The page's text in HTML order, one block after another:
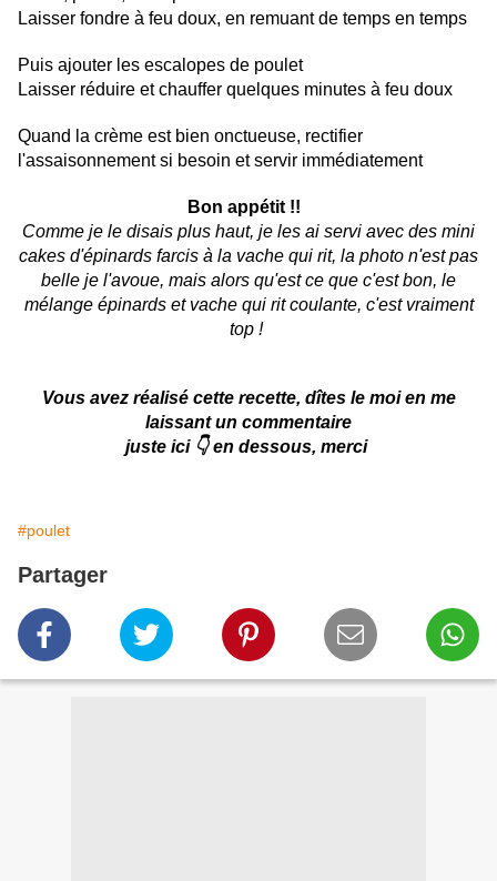
Laisser fondre à feu doux, en remuant de temps en temps
Puis ajouter les escalopes de poulet
Laisser réduire et chauffer quelques minutes à feu doux
Quand la crème est bien onctueuse, rectifier
l'assaisonnement si besoin et servir immédiatement
Bon appétit !!
Comme je le disais plus haut, je les ai servi avec des mini
cakes d'épinards farcis à la vache qui rit, la photo n'est pas
belle je l'avoue, mais alors qu'est ce que c'est bon, le
mélange épinards et vache qui rit coulante, c'est vraiment
top !
Vous avez réalisé cette recette, dîtes le moi en me
laissant un commentaire
juste ici 👇 en dessous, merci
#poulet
Partager